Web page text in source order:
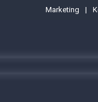
Marketing